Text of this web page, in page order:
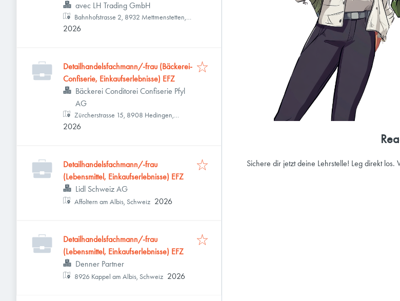
avec LH Trading GmbH
Bahnhofstrasse 2, 8932 Mettmenstetten,
Schweiz
2026
Detailhandelsfachmann/-frau (Bäckerei-
Confiserie, Einkaufserlebnisse) EFZ
Bäckerei Conditorei Confiserie Pfyl
AG
Zürcherstrasse 15, 8908 Hedingen,
Schweiz
2026
Detailhandelsfachmann/-frau
(Lebensmittel, Einkaufserlebnisse) EFZ
Lidl Schweiz AG
Affoltern am Albis, Schweiz 2026
Detailhandelsfachmann/-frau
(Lebensmittel, Einkaufserlebnisse) EFZ
Denner Partner
8926 Kappel am Albis, Schweiz 2026
Sichere dir jetzt deine Lehrstelle! Leg direkt